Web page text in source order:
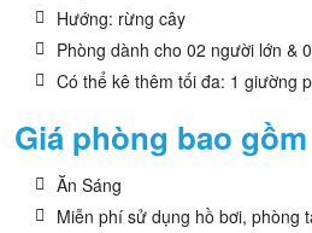
Hướng: rừng cây
Phòng dành cho 02 người lớn &
Có thể kê thêm tối đa: 1 giường
Giá phòng bao gồm
Ăn Sáng
Miễn phí sử dụng hồ bơi, phòng